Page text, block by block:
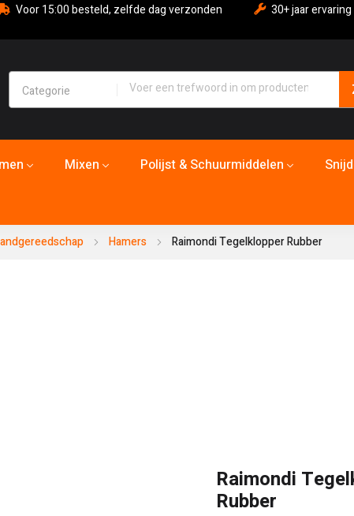
Voor 15:00 besteld, zelfde dag verzonden 30+ jaar ervaring
Mixen Polijst & Schuurmiddelen
Hamers Raimondi Tegelklopper Rubber
Raimondi
Rubber